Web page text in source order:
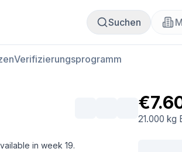
Suchen
Verifizierungsprogramm
in week 19.
21.000 kg